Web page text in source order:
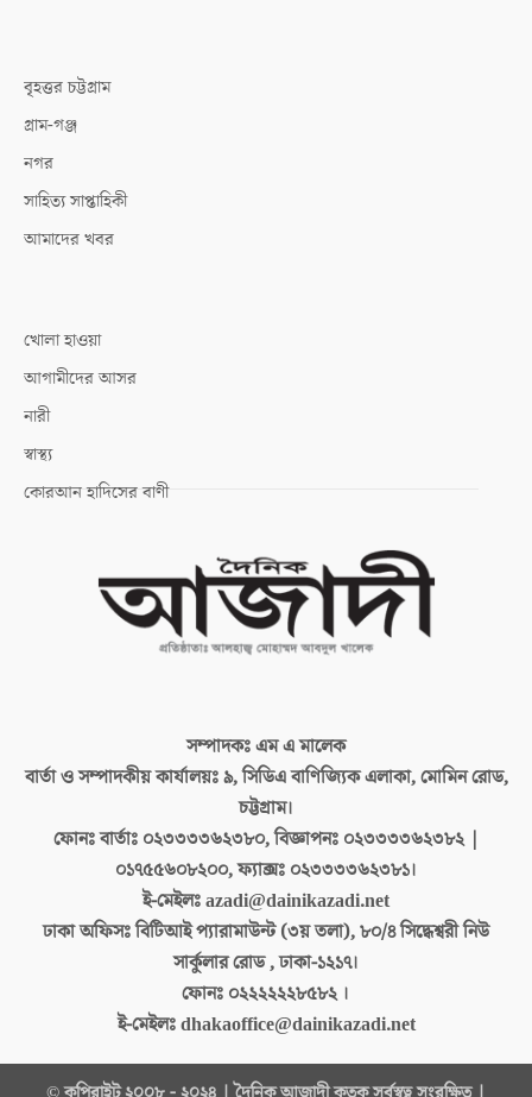
বৃহত্তর চট্টগ্রাম
গ্রাম-গঞ্জ
নগর
সাহিত্য সাপ্তাহিকী
আমাদের খবর
খোলা হাওয়া
আগামীদের আসর
নারী
স্বাস্থ্য
কোরআন হাদিসের বাণী
সম্পাদকঃএম এ মালেক
বার্তা ও সম্পাদকীয় কার্যালয়ঃ৯, সিডিএ বাণিজ্যিক এলাকা, মোমিন রোড,
চট্টগ্রাম।
ফোনঃ বার্তাঃ ০২৩৩৩৩৬২৩৮০, বিজ্ঞাপনঃ ০২৩৩৩৩৬২৩৮২ |
০১৭৫৫৬০৮২০০, ফ্যাক্সঃ ০২৩৩৩৩৬২৩৮১।
ই-মেইলঃazadi@dainikazadi.net
ঢাকা অফিসঃবিটিআই প্যারামাউন্ট (৩য় তলা), ৮০/৪ সিদ্ধেশ্বরী নিউ
সার্কুলার রোড , ঢাকা-১২১৭।
ফোনঃ ০২২২২২২৮৫৮২ ।
ই-মেইলঃdhakaoffice@dainikazadi.net